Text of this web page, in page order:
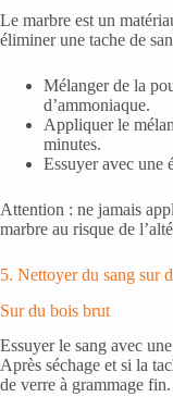
Le marbre est un
éliminer une tache de
Mélanger de la
d’ammoniaque.
Appliquer le
minutes.
Essuyer avec une
Attention : ne jamais
marbre au risque de
5. Nettoyer du sang sur
Sur du bois brut
Essuyer le sang avec
Après séchage et si la
de verre à grammage fin.